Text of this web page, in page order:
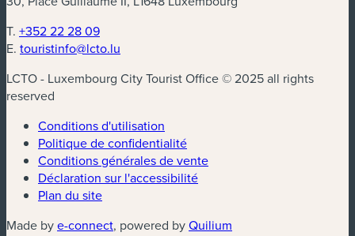
T. +352 22 28 09
E. touristinfo@lcto.lu
LCTO - Luxembourg City Tourist Office © 2025 all rights
reserved
Conditions d'utilisation
Politique de confidentialité
Conditions générales de vente
Déclaration sur l'accessibilité
Plan du site
Made bye-connect(nouvelle fenêtre)
, powered byQuilium